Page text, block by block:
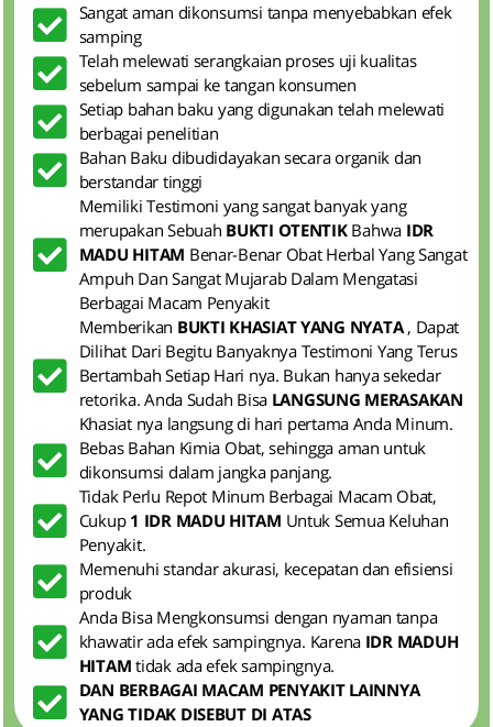
Sangat aman dikonsumsi tanpa menyebabkan efek
samping
Telah melewati serangkaian proses uji kualitas
sebelum sampai ke tangan konsumen
Setiap bahan baku yang digunakan telah melewati
berbagai penelitian
Bahan Baku dibudidayakan secara organik dan
berstandar tinggi
Memiliki Testimoni yang sangat banyak yang
merupakan Sebuah BUKTI OTENTIKBahwa IDR
MADU HITAM Benar-Benar Obat Herbal Yang Sangat
Ampuh Dan Sangat Mujarab Dalam Mengatasi
Berbagai Macam Penyakit
Memberikan BUKTI KHASIAT YANG NYATA, Dapat
Dilihat Dari Begitu Banyaknya Testimoni Yang Terus
Bertambah Setiap Hari nya. Bukan hanya sekedar
retorika. Anda Sudah Bisa LANGSUNG MERASAKAN
Khasiat nya langsung di hari pertama Anda Minum.
Bebas Bahan Kimia Obat, sehingga aman untuk
dikonsumsi dalam jangka panjang.
Tidak Perlu Repot Minum Berbagai Macam Obat,
Cukup 1 IDR MADU HITAM Untuk Semua Keluhan
Penyakit.
Memenuhi standar akurasi, kecepatan dan efisiensi
produk
Anda Bisa Mengkonsumsi dengan nyaman tanpa
khawatir ada efek sampingnya. Karena IDR MADUH
HITAM tidak ada efek sampingnya.
DAN BERBAGAI MACAM PENYAKIT LAINNYA
YANG TIDAK DISEBUT DI ATAS